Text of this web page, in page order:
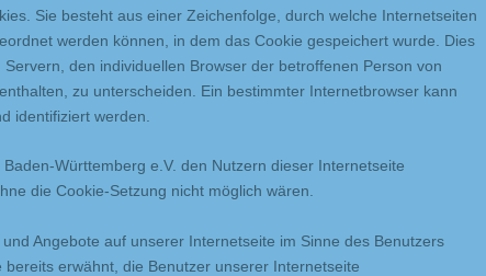
Sie besteht aus einer Zeichenfolge, durch welche Internetseiten
werden können, in dem das Cookie gespeichert wurde. Dies
den individuellen Browser der betroffenen Person von
zu unterscheiden. Ein bestimmter Internetbrowser kann
identifiziert werden.
Württemberg e.V. den Nutzern dieser Internetseite
die Cookie-Setzung nicht möglich wären.
Angebote auf unserer Internetseite im Sinne des Benutzers
erwähnt, die Benutzer unserer Internetseite